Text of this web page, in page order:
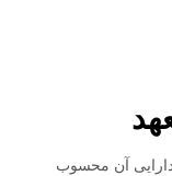
آن محسوب